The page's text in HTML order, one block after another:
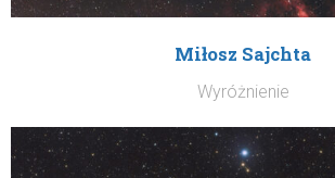
Miłosz Sajchta
Wyróżnienie